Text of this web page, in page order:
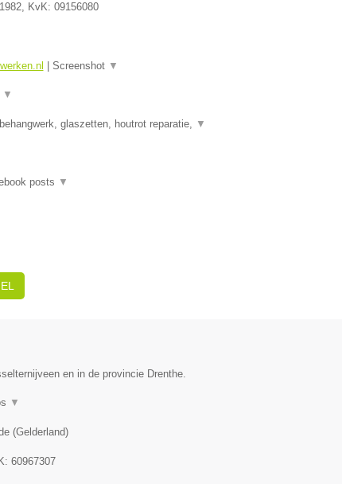
, KvK: 09156080
Screenshot ▼
▼
glaszetten, houtrot reparatie, ▼
posts ▼
en in de provincie Drenthe.
▼
(Gelderland)
60967307